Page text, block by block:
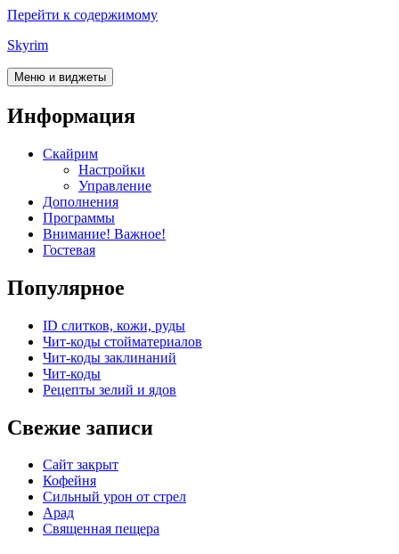
Перейти к содержимому
Skyrim
Меню и виджеты
Информация
Скайрим
Настройки
Управление
Дополнения
Программы
Внимание! Важное!
Гостевая
Популярное
ID слитков, кожи, руды
Чит-коды стойматериалов
Чит-коды заклинаний
Чит-коды
Рецепты зелий и ядов
Свежие записи
Сайт закрыт
Кофейня
Cильный урон от стрел
Арад
Священная пещера